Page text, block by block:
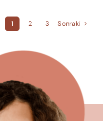
1 2 3 Sonraki